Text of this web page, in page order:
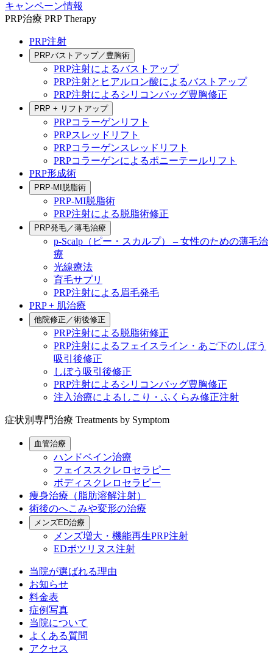
キャンペーン情報
PRP治療 PRP Therapy
PRP注射
PRPバストアップ／豊胸術
PRP注射によるバストアップ
PRP注射とヒアルロン酸によるバストアップ
PRP注射によるシリコンバッグ豊胸修正
PRP + リフトアップ
PRPコラーゲンリフト
PRPスレッドリフト
PRPコラーゲンスレッドリフト
PRPコラーゲンによるポニーテールリフト
PRP形成術
PRP-MI脱脂術
PRP-MI脱脂術
PRP注射による脱脂術修正
PRP発毛／薄毛治療
p-Scalp（ピー・スカルプ） – 女性のための薄毛治
療
光線療法
育毛サプリ
PRP注射による眉毛発毛
PRP + 肌治療
他院修正／術後修正
PRP注射による脱脂術修正
PRP注射によるフェイスライン・あご下のしぼう
吸引後修正
しぼう吸引後修正
PRP注射によるシリコンバッグ豊胸修正
注入治療によるしこり・ふくらみ修正注射
症状別専門治療 Treatments by Symptom
血管治療
ハンドベイン治療
フェイススクレロセラピー
ボディスクレロセラピー
痩身治療（脂肪溶解注射）
術後のへこみや変形の治療
メンズED治療
メンズ増大・機能再生PRP注射
EDボツリヌス注射
当院が選ばれる理由
お知らせ
料金表
症例写真
当院について
よくある質問
アクセス